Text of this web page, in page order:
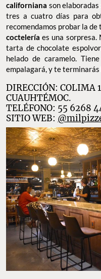
californiana son
tres a cuatro días para
recomendamos probar la
coctelería es una sorpresa.
tarta de chocolate
helado de caramelo.
empalagará, y te
DIRECCIÓN: COLIMA
CUAUHTÉMOC.
TELÉFONO: 55 6268
SITIO WEB: